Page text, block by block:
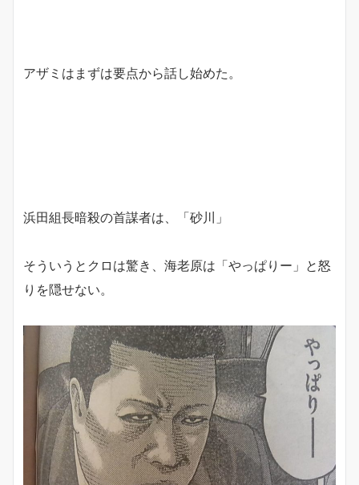
アザミはまずは要点から話し始めた。
浜田組長暗殺の首謀者は、「砂川」
そういうとクロは驚き、海老原は「やっぱりー」と怒
りを隠せない。